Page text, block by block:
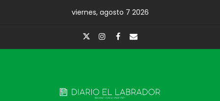
viernes, agosto 7 2026